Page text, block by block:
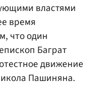
властями
время
что один
Баграт
движение
Пашиняна.